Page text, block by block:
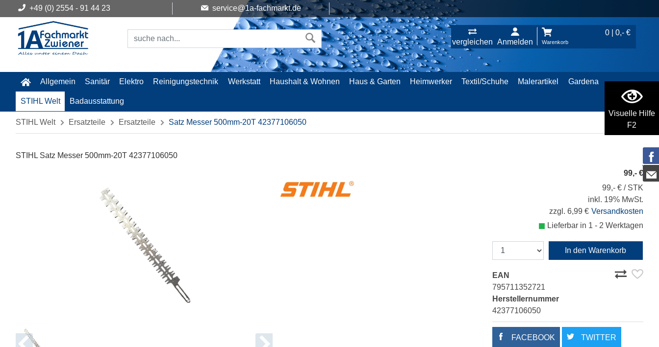
Visuelle Hilfe
F2
+49 (0) 2554 - 91 44 23 service@1a-fachmarkt.de
vergleichen Anmelden
0 | 0,- €
Warenkorb
Allgemein Sanitär Elektro Reinigungstechnik Werkstatt Haushalt & Wohnen Haus & Garten Heimwerker Textil/Schuhe Malerartikel Gardena
STIHL Welt Badausstattung
STIHL Welt Ersatzteile Ersatzteile Satz Messer 500mm-20T 42377106050
STIHL Satz Messer 500mm-20T 42377106050
99,- €
99,- € / STK
inkl. 19% MwSt.
zzgl. 6,99 € Versandkosten
Lieferbar in 1 - 2 Werktagen
In den Warenkorb
EAN
795711352721
Herstellernummer
42377106050
FACEBOOK TWITTER